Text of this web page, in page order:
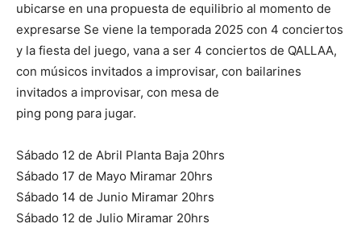
ubicarse en una propuesta de equilibrio al momento de
expresarse Se viene la temporada 2025 con 4 conciertos
y la fiesta del juego, vana a ser 4 conciertos de QALLAA,
con músicos invitados a improvisar, con bailarines
invitados a improvisar, con mesa de
ping pong para jugar.
Sábado 12 de Abril Planta Baja 20hrs
Sábado 17 de Mayo Miramar 20hrs
Sábado 14 de Junio Miramar 20hrs
Sábado 12 de Julio Miramar 20hrs